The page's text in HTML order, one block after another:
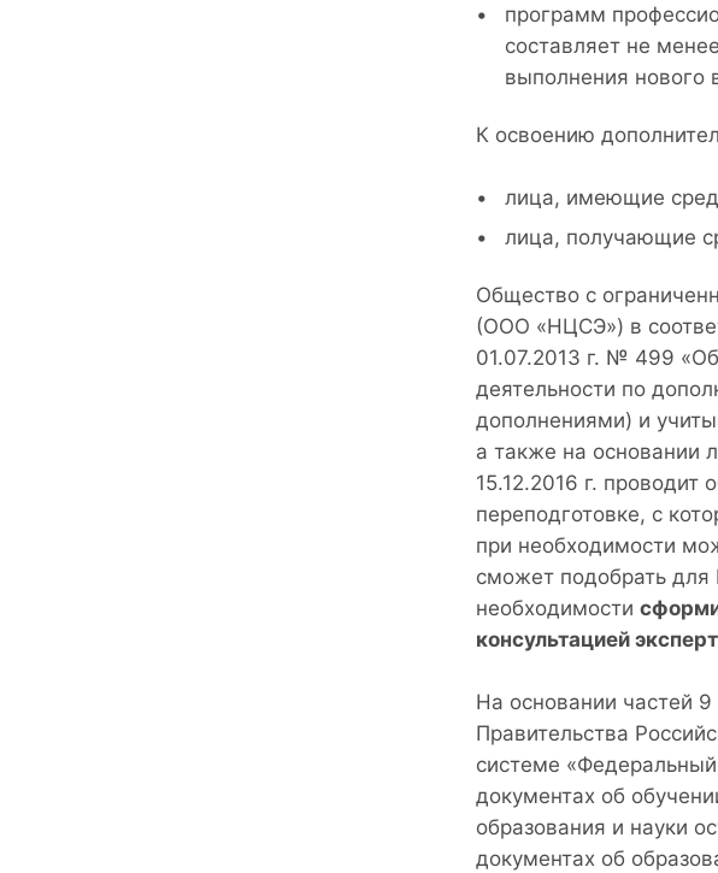
программ
составляет не
выполнения нового
К освоению
лица, имеющие
лица, получающие
Общество с
(ООО «НЦСЭ») в
01.07.2013 г. № 499
деятельности по
дополнениями) и
а также на основании
15.12.2016 г.
переподготовке, с
при необходимости
сможет подобрать
необходимости
консультацией
На основании частей 9
Правительства
системе
документах об
образования и науки
документах об